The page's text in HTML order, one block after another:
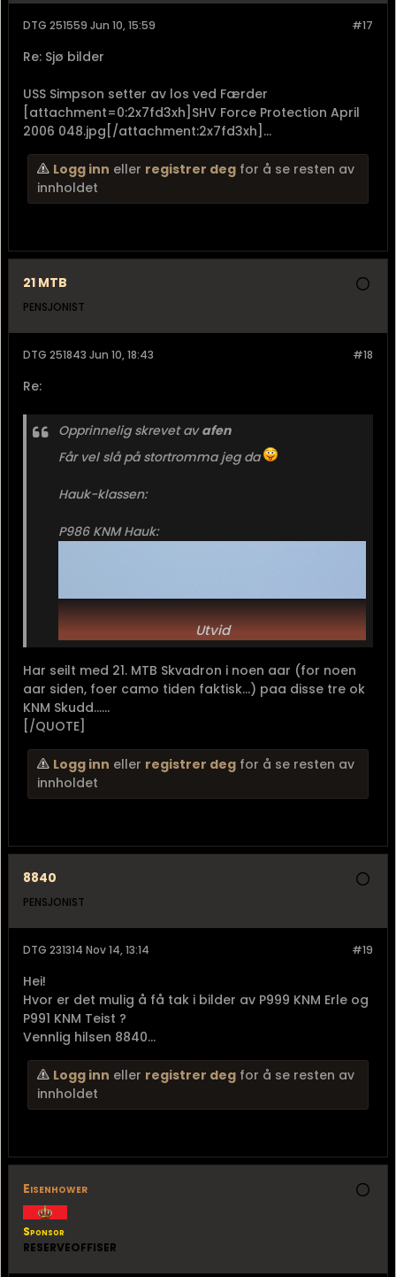
#17
DTG 251559 Jun 10, 15:59
Re: Sjø bilder
USS Simpson setter av los ved Færder
[attachment=0:2x7fd3xh]SHV Force Protection April
2006 048.jpg[/attachment:2x7fd3xh]...
Logg inn eller registrer deg for å se resten av
innholdet
21 MTB
PENSJONIST
#18
DTG 251843 Jun 10, 18:43
Re:
Opprinnelig skrevet avafen
Får vel slå på stortromma jeg da
Hauk-klassen:
P986 KNM Hauk:
P987 KNM Ørn:
Utvid
Har seilt med 21. MTB Skvadron i noen aar (for noen
aar siden, foer camo tiden faktisk...) paa disse tre ok
KNM Skudd......
[/QUOTE]
Logg inn eller registrer deg for å se resten av
innholdet
8840
PENSJONIST
#19
DTG 231314 Nov 14, 13:14
Hei!
Hvor er det mulig å få tak i bilder av P999 KNM Erle og
P991 KNM Teist ?
Vennlig hilsen 8840...
Logg inn eller registrer deg for å se resten av
innholdet
Eisenhower
Sponsor
RESERVEOFFISER